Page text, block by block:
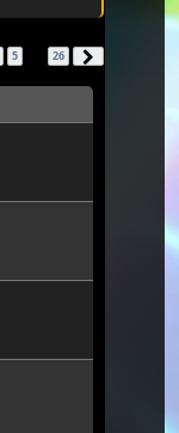
5 26